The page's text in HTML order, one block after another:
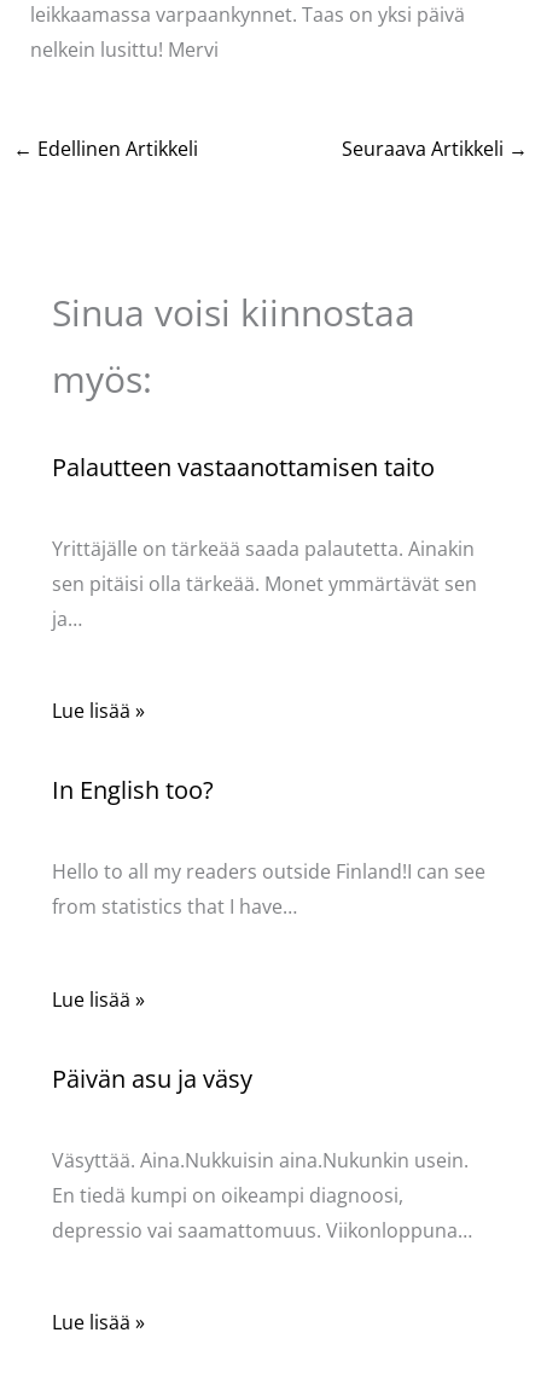
leikkaamassa varpaankynnet. Taas on yksi päivä
nelkein lusittu! Mervi
← Edellinen Artikkeli Seuraava Artikkeli →
Sinua voisi kiinnostaa
myös:
Palautteen vastaanottamisen taito
Yrittäjälle on tärkeää saada palautetta. Ainakin
sen pitäisi olla tärkeää. Monet ymmärtävät sen
ja…
Lue lisää »
In English too?
Hello to all my readers outside Finland!I can see
from statistics that I have…
Lue lisää »
Päivän asu ja väsy
Väsyttää. Aina.Nukkuisin aina.Nukunkin usein.
En tiedä kumpi on oikeampi diagnoosi,
depressio vai saamattomuus. Viikonloppuna…
Lue lisää »